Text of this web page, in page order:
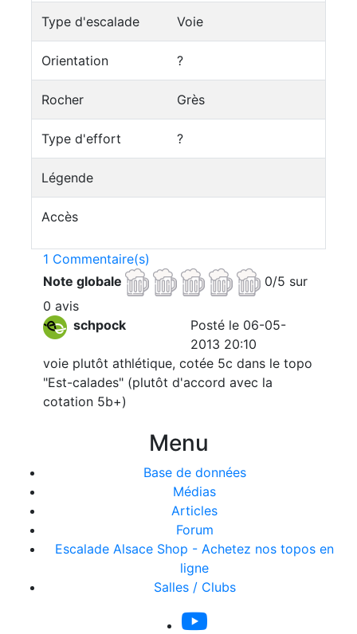
Type d'escalade Voie
Orientation ?
Rocher Grès
Type d'effort ?
Légende
Accès
1 Commentaire(s)
Note globale
0/5 sur
0 avis
schpock
Posté le 06-05-
2013 20:10
voie plutôt athlétique, cotée 5c dans le topo
"Est-calades" (plutôt d'accord avec la
cotation 5b+)
Menu
Base de données
Médias
Articles
Forum
Escalade Alsace Shop - Achetez nos topos en
ligne
Salles / Clubs